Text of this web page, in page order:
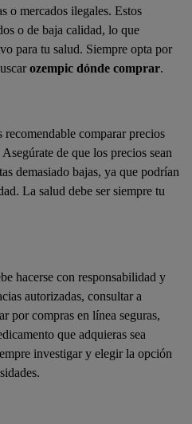
o mercados ilegales. Estos
o de baja calidad, lo que
para tu salud. Siempre opta por
ozempic dónde comprar.
comparar precios
de que los precios sean
demasiado bajas, ya que podrían
La salud debe ser siempre tu
hacerse con responsabilidad y
autorizadas, consultar a
por compras en línea seguras,
que adquieras sea
investigar y elegir la opción